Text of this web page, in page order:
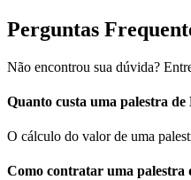
Perguntas
Não encontrou sua dúvida?
Quanto custa uma palestra de
O cálculo do valor de uma
Como contratar uma palestra